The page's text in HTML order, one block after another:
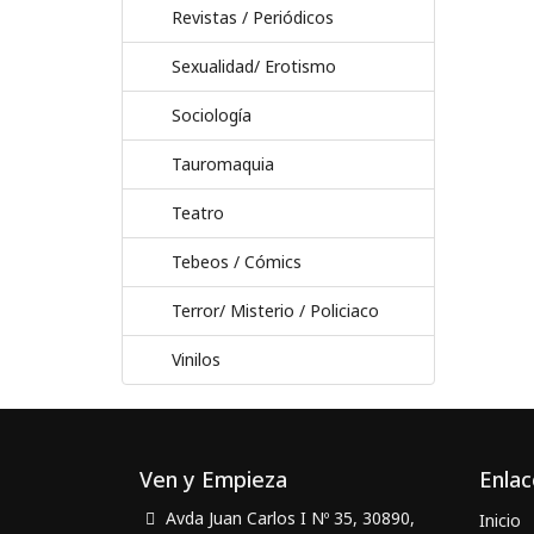
Revistas / Periódicos
Sexualidad/ Erotismo
Sociología
Tauromaquia
Teatro
Tebeos / Cómics
Terror/ Misterio / Policiaco
Vinilos
Ven y Empieza
Avda Juan Carlos I Nº 35, 30890, Inicio